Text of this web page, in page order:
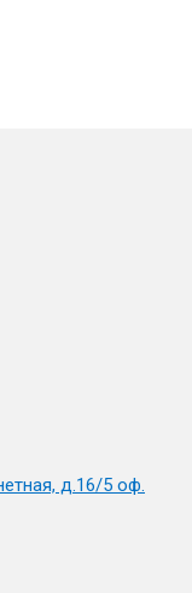
д.16/5 оф.